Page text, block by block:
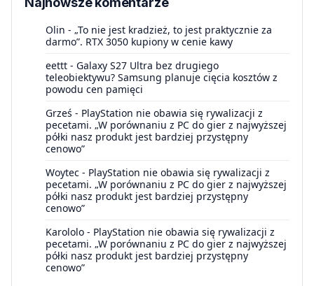
Olin - „To nie jest kradzież, to jest praktycznie za
darmo”. RTX 3050 kupiony w cenie kawy
eettt - Galaxy S27 Ultra bez drugiego
teleobiektywu? Samsung planuje cięcia kosztów z
powodu cen pamięci
Grześ - PlayStation nie obawia się rywalizacji z
pecetami. „W porównaniu z PC do gier z najwyższej
półki nasz produkt jest bardziej przystępny
cenowo”
Woytec - PlayStation nie obawia się rywalizacji z
pecetami. „W porównaniu z PC do gier z najwyższej
półki nasz produkt jest bardziej przystępny
cenowo”
Karololo - PlayStation nie obawia się rywalizacji z
pecetami. „W porównaniu z PC do gier z najwyższej
półki nasz produkt jest bardziej przystępny
cenowo”